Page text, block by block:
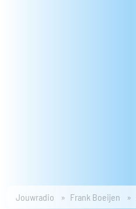
Jouwradio Frank Boeijen